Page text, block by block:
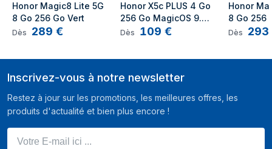
Support de stockage
stockage interne
Caméra
Type de caméra
arrière
Trois modules photo
Honor Magic8 Lite 5G
8 Go 256 Go Vert
Dès 289 €
Honor X5c PLUS 4 Go
256 Go MagicOS 9.0,
Vert
Dès 109 €
Honor
8 Go 256
Dès 293
Inscrivez-vous à notre newsletter
Restez à jour sur les promotions, les meilleures offres, les
produits d'actualité et bien plus encore !